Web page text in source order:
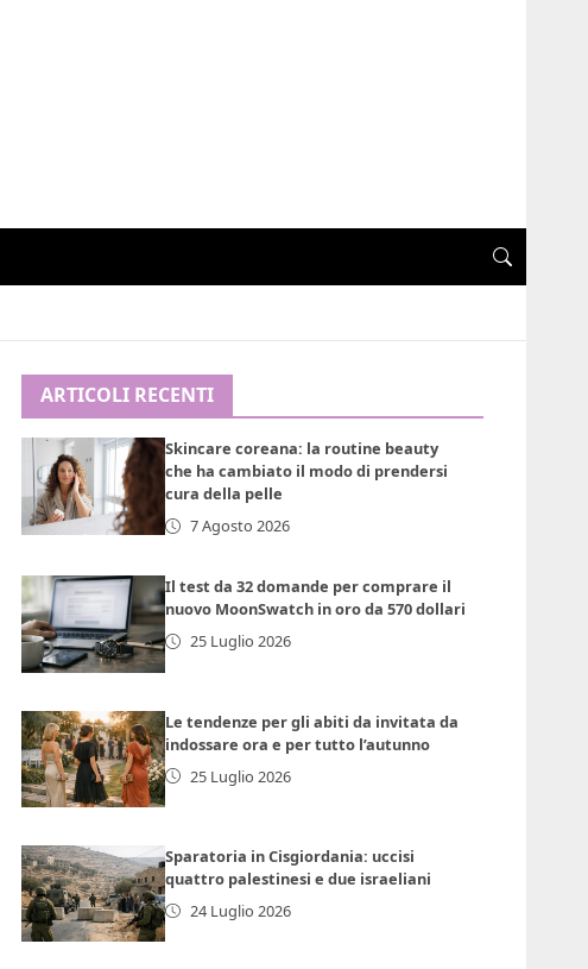
ARTICOLI RECENTI
Skincare coreana: la routine beauty
che ha cambiato il modo di prendersi
cura della pelle
7 Agosto 2026
Il test da 32 domande per comprare il
nuovo MoonSwatch in oro da 570 dollari
25 Luglio 2026
Le tendenze per gli abiti da invitata da
indossare ora e per tutto l’autunno
25 Luglio 2026
Sparatoria in Cisgiordania: uccisi
quattro palestinesi e due israeliani
24 Luglio 2026